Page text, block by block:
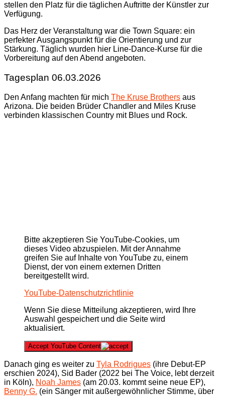
stellen den Platz für die täglichen Auftritte der Künstler zur
Verfügung.
Das Herz der Veranstaltung war die Town Square: ein
perfekter Ausgangspunkt für die Orientierung und zur
Stärkung. Täglich wurden hier Line-Dance-Kurse für die
Vorbereitung auf den Abend angeboten.
Tagesplan 06.03.2026
Den Anfang machten für mich The Kruse Brothers aus
Arizona. Die beiden Brüder Chandler and Miles Kruse
verbinden klassischen Country mit Blues und Rock.
Bitte akzeptieren Sie YouTube-Cookies, um
dieses Video abzuspielen. Mit der Annahme
greifen Sie auf Inhalte von YouTube zu, einem
Dienst, der von einem externen Dritten
bereitgestellt wird.
YouTube-Datenschutzrichtlinie
Wenn Sie diese Mitteilung akzeptieren, wird Ihre
Auswahl gespeichert und die Seite wird
aktualisiert.
Accept YouTube Content
Danach ging es weiter zu Tyla Rodrigues (ihre Debut-EP
erschien 2024), Sid Bader (2022 bei The Voice, lebt derzeit
in Köln), Noah James (am 20.03. kommt seine neue EP),
Benny G. (ein Sänger mit außergewöhnlicher Stimme, über